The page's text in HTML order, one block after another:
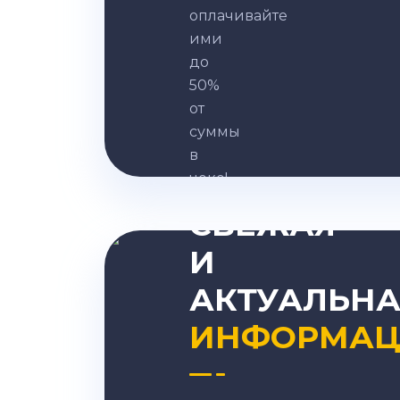
оплачивайте
ими
до
50%
от
суммы
в
чеке!
Записаться
ВСЕГДА
СВЕЖАЯ
И